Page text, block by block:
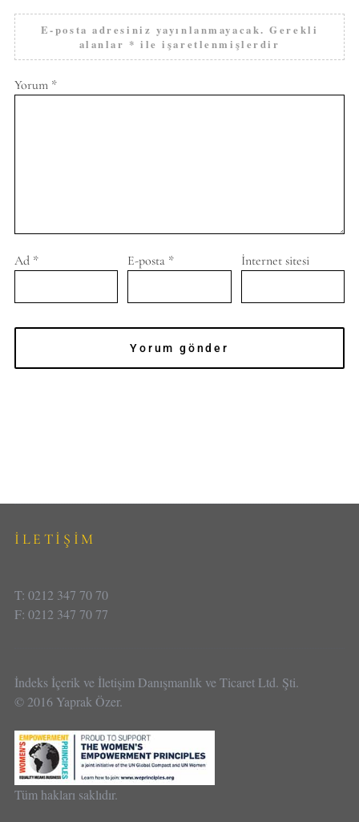
E-posta adresiniz yayınlanmayacak. Gerekli
alanlar * ile işaretlenmişlerdir
Yorum *
Ad * E-posta * İnternet sitesi
İLETİŞİM
T: 0212 347 70 70
F: 0212 347 70 77
İndeks İçerik ve İletişim Danışmanlık ve Ticaret Ltd. Şti.
© 2016 Yaprak Özer.
Tüm hakları saklıdır.